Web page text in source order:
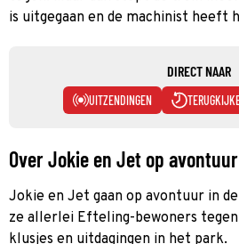
is uitgegaan en de machinist heeft
DIRECT NAAR
UITZENDINGEN
Over Jokie en Jet op
Jokie en Jet gaan op avontuur in
ze allerlei Efteling-bewoners
klusjes en uitdagingen in het park.